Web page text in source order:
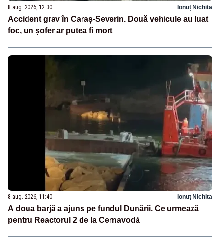
8 aug. 2026, 12:30 Ionuț Nichita
Accident grav în Caraș-Severin. Două vehicule au luat
foc, un șofer ar putea fi mort
8 aug. 2026, 11:40 Ionuț Nichita
A doua barjă a ajuns pe fundul Dunării. Ce urmează
pentru Reactorul 2 de la Cernavodă